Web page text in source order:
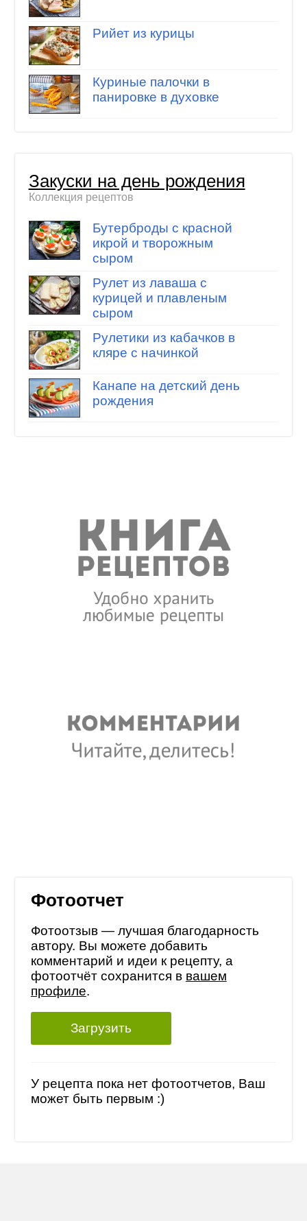
Рийет из курицы
Куриные палочки в
панировке в духовке
Закуски на день рождения
Коллекция рецептов
Бутерброды с красной
икрой и творожным
сыром
Рулет из лаваша с
курицей и плавленым
сыром
Рулетики из кабачков в
кляре с начинкой
Канапе на детский день
рождения
Фотоотчет
Фотоотзыв — лучшая благодарность
автору. Вы можете добавить
комментарий и идеи к рецепту, а
фотоотчёт сохранится в вашем
профиле.
Загрузить
У рецепта пока нет фотоотчетов, Ваш
может быть первым :)